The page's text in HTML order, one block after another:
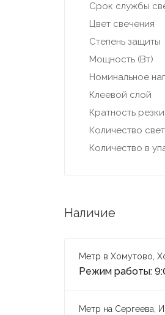
Срок службы
Цвет свечения
Степень защиты
Мощность (Вт)
Номинальное
Клеевой слой
Кратность
Количество
Количество в
Наличие
Метр в Хомутово,
Режим работы:
Метр на Сергеева,